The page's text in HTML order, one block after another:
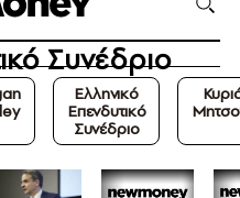
Συνέδριο
Ελληνικό
Επενδυτικό
Συνέδριο